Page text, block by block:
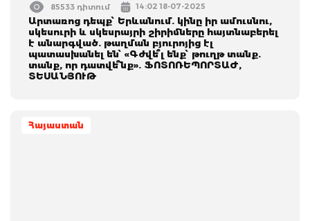
85533 դիտում 14:02 18-07-2025
Արտառոց դեպք՝ Երևանում. կինը իր ամուսնու,
սկեսուրի և սկեսրայրի շիրիմները հայտնաբերել
է անարգված. թաղման բյուրոյից էլ
պատասխանել են՝ «Գժվե՞լ ենք՝ թուղթ տանք.
տանք, որ դատվե՞նք». ՖՈՏՈՌԵՊՈՐՏԱԺ,
ՏԵՍԱՆՅՈՒԹ
Հայաստան